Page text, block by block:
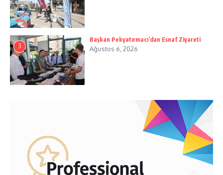
3
Başkan Pekyatırmacı’dan Esnaf Ziyareti
Ağustos 6, 2026